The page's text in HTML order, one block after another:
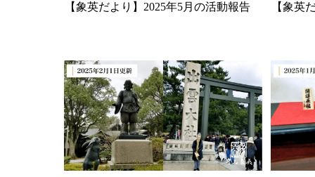
【象英だより】2025年5月の活動報告 【象英